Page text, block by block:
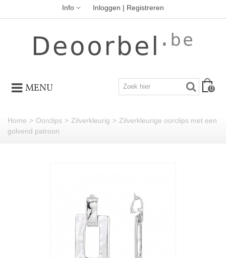
Info Inloggen | Registreren
MENU 0
Home > Oorclips > Zilverkleurig > Zilverkleurige oorclips met een
golvend patroon